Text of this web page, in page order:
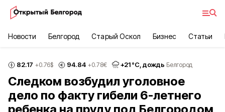
Новости Белгород Старый Оскол Бизнес Статьи
82.17 +0.76$ 94.84 +0.78€ +21°С, дождь Белгород
Следком возбудил уголовное
дело по факту гибели 6-летнего